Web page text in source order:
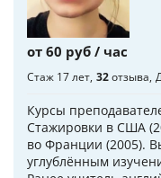
от 60 руб / час
Стаж 17 лет 32отзыва
Курсы
Стажировки в США
во Франции (2005).
углублённым